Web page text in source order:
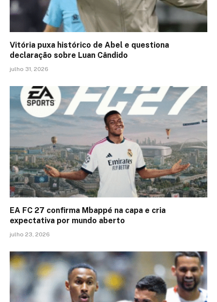
Vitória puxa histórico de Abel e questiona
declaração sobre Luan Cândido
julho 31, 2026
EA FC 27 confirma Mbappé na capa e cria
expectativa por mundo aberto
julho 23, 2026